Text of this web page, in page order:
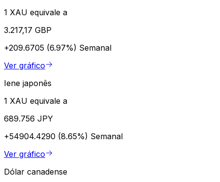
1 XAU equivale a
3.217,17 GBP
+209.6705 (6.97%) Semanal
Ver gráfico
Iene japonês
1 XAU equivale a
689.756 JPY
+54904.4290 (8.65%) Semanal
Ver gráfico
Dólar canadense